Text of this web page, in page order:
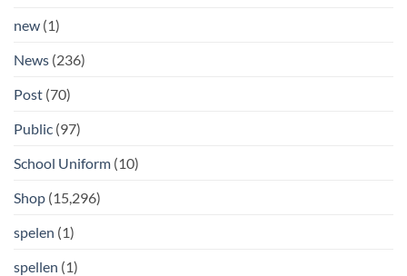
new (1)
News (236)
Post (70)
Public (97)
School Uniform (10)
Shop (15,296)
spelen (1)
spellen (1)